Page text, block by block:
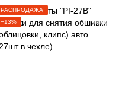
РАСПРОДАЖА
−13%